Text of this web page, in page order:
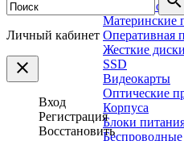
Системы
Материнские
Оперативная
Жесткие диски
SSD
Видеокарты
Оптические
Корпуса
Блоки
Личный кабинет
clear
Вход
Регистрация
Восстановить